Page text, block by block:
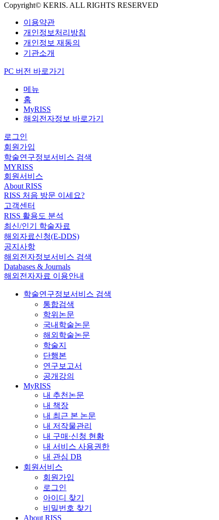
Copyright© KERIS. ALL RIGHTS RESERVED
이용약관
개인정보처리방침
개인정보 재동의
기관소개
PC 버전 바로가기
메뉴
홈
MyRISS
해외전자정보 바로가기
로그인
회원가입
학술연구정보서비스 검색
MYRISS
회원서비스
About RISS
RISS 처음 방문 이세요?
고객센터
RISS 활용도 분석
최신/인기 학술자료
해외자료신청(E-DDS)
공지사항
해외전자정보서비스 검색
Databases & Journals
해외전자자료 이용안내
학술연구정보서비스 검색
통합검색
학위논문
국내학술논문
해외학술논문
학술지
단행본
연구보고서
공개강의
MyRISS
내 추천논문
내 책장
내 최근 본 논문
내 저작물관리
내 구매·신청 현황
내 서비스 사용권한
내 관심 DB
회원서비스
회원가입
로그인
아이디 찾기
비밀번호 찾기
About RISS